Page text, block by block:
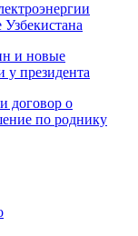
Узбекистана
и новые
у президента
договор о
по роднику